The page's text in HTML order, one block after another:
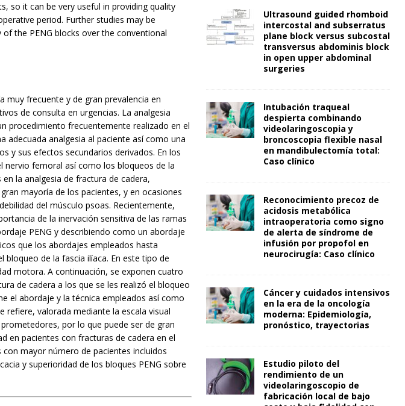
so it can be very useful in providing quality
period. Further studies may be
the PENG blocks over the conventional
muy frecuente y de gran prevalencia en
de consulta en urgencias. La analgesia
procedimiento frecuentemente realizado en el
analgesia al paciente así como una
y sus efectos secundarios derivados. En los
nervio femoral así como los bloqueos de la
la analgesia de fractura de cadera,
mayoría de los pacientes, y en ocasiones
del músculo psoas. Recientemente,
de la inervación sensitiva de las ramas
PENG y describiendo como un abordaje
que los abordajes empleados hasta
de la fascia ilíaca. En este tipo de
motora. A continuación, se exponen cuatro
de cadera a los que se les realizó el bloqueo
el abordaje y la técnica empleados así como
refiere, valorada mediante la escala visual
por lo que puede ser de gran
en pacientes con fracturas de cadera en el
mayor número de pacientes incluidos
y superioridad de los bloques PENG sobre
Ultrasound guided rhomboid
intercostal and subserratus
plane block versus subcostal
transversus abdominis block
in open upper abdominal
surgeries
Intubación traqueal
despierta combinando
videolaringoscopia y
broncoscopia flexible nasal
en mandibulectomía total:
Caso clínico
Reconocimiento precoz de
acidosis metabólica
intraoperatoria como signo
de alerta de síndrome de
infusión por propofol en
neurocirugía: Caso clínico
Cáncer y cuidados intensivos
en la era de la oncología
moderna: Epidemiología,
pronóstico, trayectorias
Estudio piloto del
rendimiento de un
videolaringoscopio de
fabricación local de bajo